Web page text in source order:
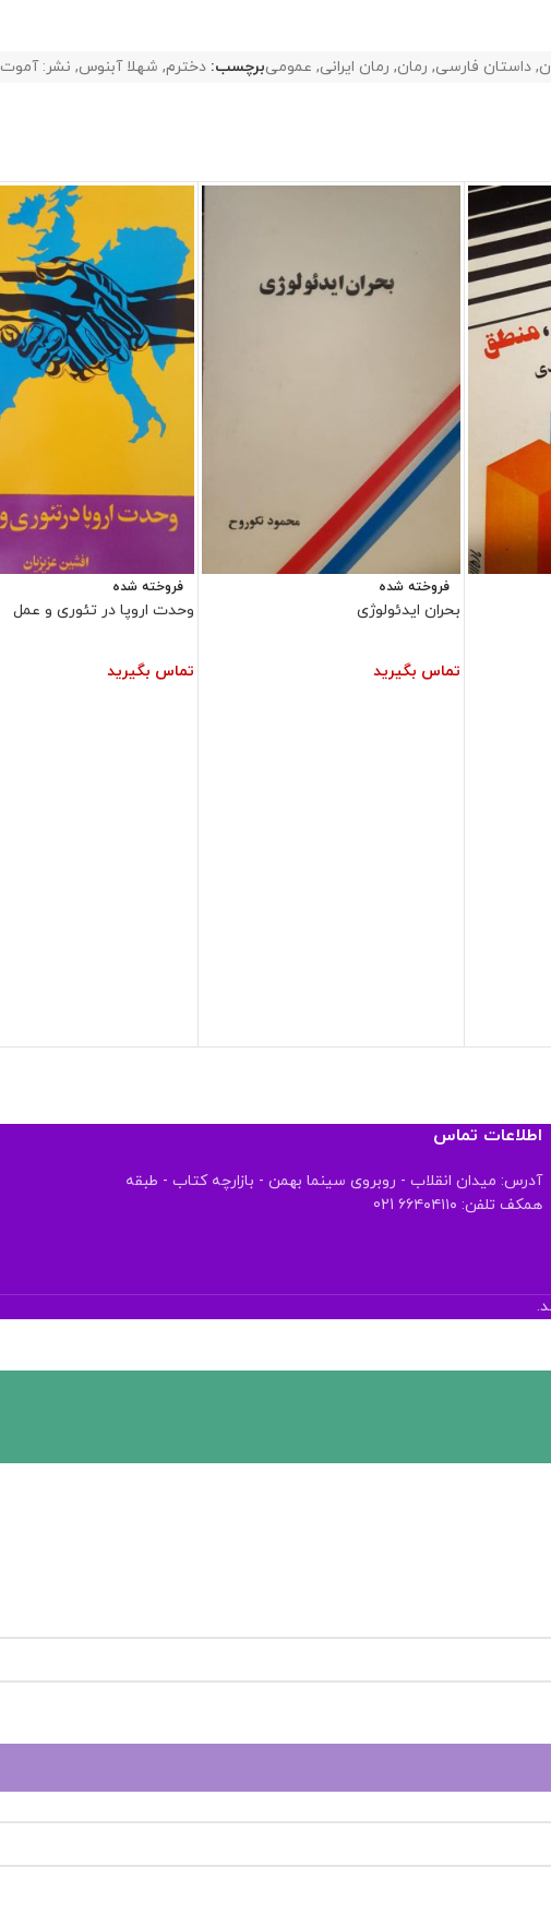
, داستان فارسی, رمان, رمان ایرانی, عمومیبرچسب: دخترم, شهلا آبنوس, نشر: آموت
فروخته شده
بحران ایدئولوژی
تماس بگیرید
فروخته شده
وحدت اروپا در تئوری و عمل
تماس بگیرید
اطلاعات تماس
آدرس: میدان انقلاب - روبروی سینما بهمن - بازارچه کتاب - طبقه
همکف تلفن: ۶۶۴۰۴۱۱۰ 021